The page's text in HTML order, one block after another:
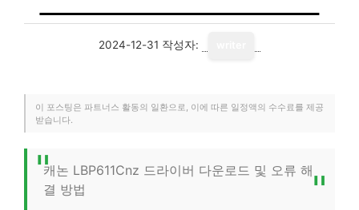
2024-12-31 작성자:
이 포스팅은 파트너스 활동의 일환으로, 이에 따른 일정액의 수수료를 제공
받습니다.
캐논 LBP611Cnz 드라이버 다운로드 및 오류 해
결 방법